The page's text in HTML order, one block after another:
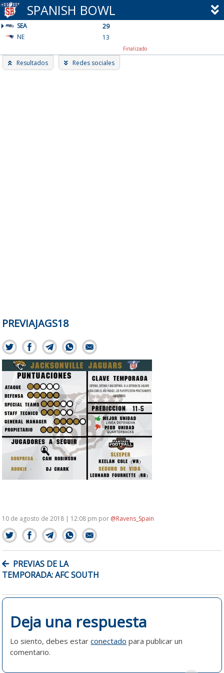
Skip
to
content
SPANISH BOWL
SEA
29
NE
13
Finalizado
Resultados Redes sociales
PREVIAJAGS18
10 de agosto de 2018 | 12:08 pm por @Ravens_Spain
NAVEGACIÓN
DE
ENTRADAS
PREVIAS DE LA
TEMPORADA: AFC SOUTH
Deja una respuesta
Lo siento, debes estarconectado para publicar un
comentario.